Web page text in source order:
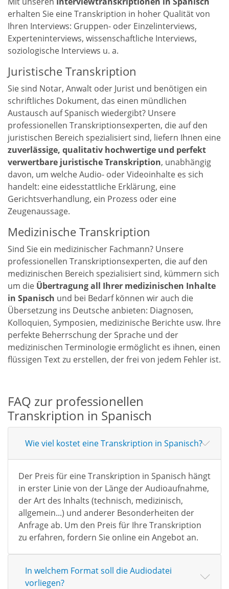
erhalten Sie eine Transkription in hoher Qualität von
Ihren Interviews: Gruppen- oder Einzelinterviews,
Experteninterviews, wissenschaftliche Interviews,
soziologische Interviews u. a.
Juristische Transkription
Sie sind Notar, Anwalt oder Jurist und benötigen ein
schriftliches Dokument, das einen mündlichen
Austausch auf Spanisch wiedergibt? Unsere
professionellen Transkriptionsexperten, die auf den
juristischen Bereich spezialisiert sind, liefern Ihnen eine
zuverlässige, qualitativ hochwertige und perfekt
verwertbare juristische Transkription, unabhängig
davon, um welcheAudio- oder Videoinhalte es sich
handelt: eine eidesstattliche Erklärung, eine
Gerichtsverhandlung, ein Prozess oder eine
Zeugenaussage.
Medizinische Transkription
Sind Sie ein medizinischer Fachmann? Unsere
professionellen Transkriptionsexperten, die auf den
medizinischen Bereich spezialisiert sind, kümmern sich
um die Übertragung all Ihrer medizinischen Inhalte
in Spanisch und bei Bedarf können wir auch die
Übersetzung ins Deutsche anbieten: Diagnosen,
Kolloquien, Symposien, medizinische Berichte usw. Ihre
perfekte Beherrschung der Sprache und der
medizinischen Terminologie ermöglicht es ihnen, einen
flüssigen Text zu erstellen, der frei von jedem Fehler ist.
FAQ zur professionellen
Transkription in Spanisch
Wie viel kostet eine Transkription in Spanisch?
Der Preis für eine Transkription in Spanisch hängt
in erster Linie von der Länge der Audioaufnahme,
der Art des Inhalts (technisch, medizinisch,
allgemein...) und anderer Besonderheiten der
Anfrage ab. Um den Preis für Ihre Transkription
zu erfahren, fordern Sie online ein Angebot an.
In welchem Format soll die Audiodatei
vorliegen?